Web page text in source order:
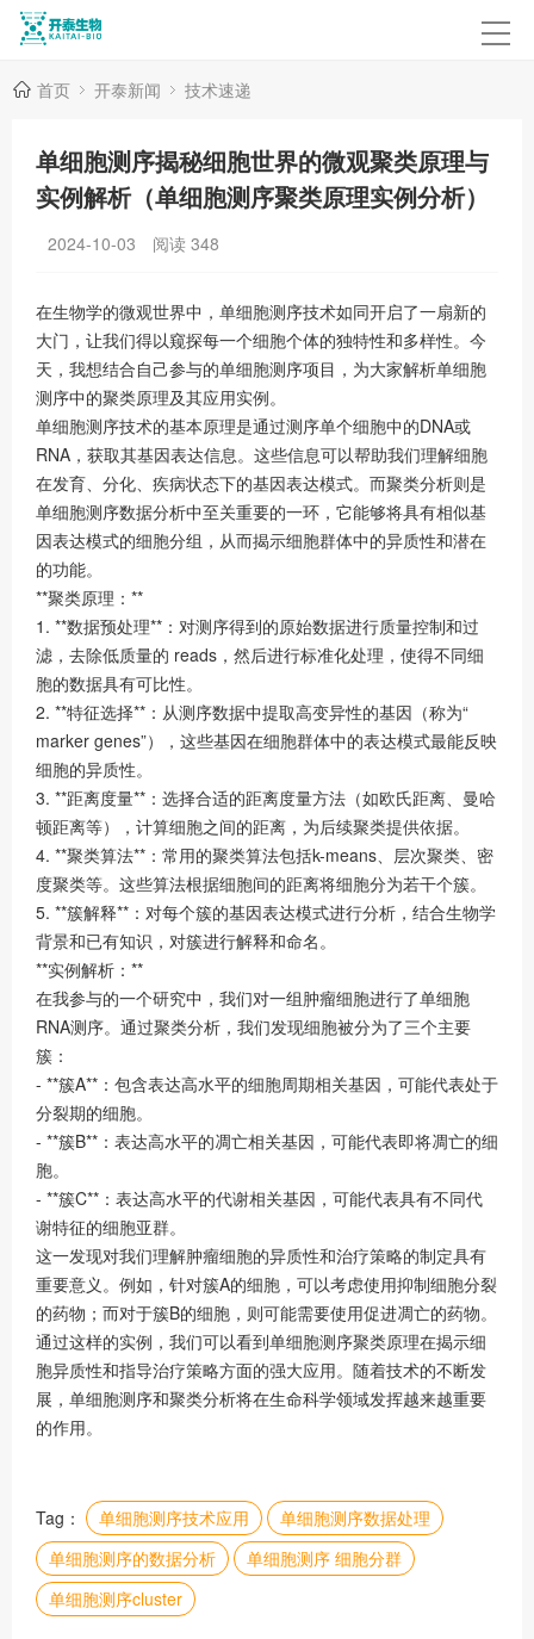
首页 开泰新闻 技术速递
单细胞测序揭秘细胞世界的微观聚类原理与
实例解析（单细胞测序聚类原理实例分析）
2024-10-03 阅读 348
在生物学的微观世界中，单细胞测序技术如同开启了一扇新的
大门，让我们得以窥探每一个细胞个体的独特性和多样性。今
天，我想结合自己参与的单细胞测序项目，为大家解析单细胞
测序中的聚类原理及其应用实例。
单细胞测序技术的基本原理是通过测序单个细胞中的DNA或
RNA，获取其基因表达信息。这些信息可以帮助我们理解细胞
在发育、分化、疾病状态下的基因表达模式。而聚类分析则是
单细胞测序数据分析中至关重要的一环，它能够将具有相似基
因表达模式的细胞分组，从而揭示细胞群体中的异质性和潜在
的功能。
**聚类原理：**
1. **数据预处理**：对测序得到的原始数据进行质量控制和过
滤，去除低质量的 reads，然后进行标准化处理，使得不同细
胞的数据具有可比性。
2. **特征选择**：从测序数据中提取高变异性的基因（称为“
marker genes”），这些基因在细胞群体中的表达模式最能反映
细胞的异质性。
3. **距离度量**：选择合适的距离度量方法（如欧氏距离、曼哈
顿距离等），计算细胞之间的距离，为后续聚类提供依据。
4. **聚类算法**：常用的聚类算法包括k-means、层次聚类、密
度聚类等。这些算法根据细胞间的距离将细胞分为若干个簇。
5. **簇解释**：对每个簇的基因表达模式进行分析，结合生物学
背景和已有知识，对簇进行解释和命名。
**实例解析：**
在我参与的一个研究中，我们对一组肿瘤细胞进行了单细胞
RNA测序。通过聚类分析，我们发现细胞被分为了三个主要
簇：
- **簇A**：包含表达高水平的细胞周期相关基因，可能代表处于
分裂期的细胞。
- **簇B**：表达高水平的凋亡相关基因，可能代表即将凋亡的细
胞。
- **簇C**：表达高水平的代谢相关基因，可能代表具有不同代
谢特征的细胞亚群。
这一发现对我们理解肿瘤细胞的异质性和治疗策略的制定具有
重要意义。例如，针对簇A的细胞，可以考虑使用抑制细胞分裂
的药物；而对于簇B的细胞，则可能需要使用促进凋亡的药物。
通过这样的实例，我们可以看到单细胞测序聚类原理在揭示细
胞异质性和指导治疗策略方面的强大应用。随着技术的不断发
展，单细胞测序和聚类分析将在生命科学领域发挥越来越重要
的作用。
Tag： 单细胞测序技术应用
单细胞测序数据处理
单细胞测序的数据分析
单细胞测序 细胞分群
单细胞测序cluster